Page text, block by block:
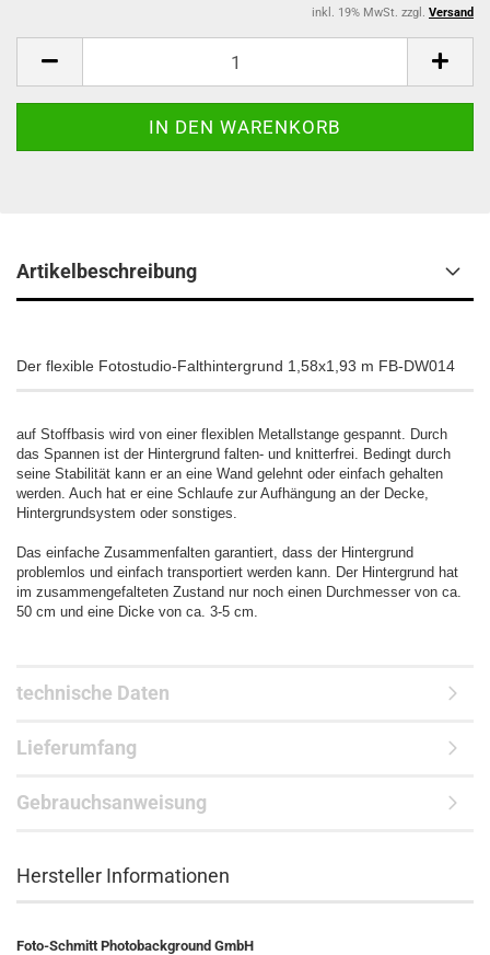
inkl. 19% MwSt. zzgl. Versand
Artikelbeschreibung
Der flexible Fotostudio-Falthintergrund 1,58x1,93 m FB-DW014
auf Stoffbasis wird von einer flexiblen Metallstange gespannt. Durch
das Spannen ist der Hintergrund falten- und knitterfrei. Bedingt durch
seine Stabilität kann er an eine Wand gelehnt oder einfach gehalten
werden. Auch hat er eine Schlaufe zur Aufhängung an der Decke,
Hintergrundsystem oder sonstiges.
Das einfache Zusammenfalten garantiert, dass der Hintergrund
problemlos und einfach transportiert werden kann. Der Hintergrund hat
im zusammengefalteten Zustand nur noch einen Durchmesser von ca.
50 cm und eine Dicke von ca. 3-5 cm.
technische Daten
Lieferumfang
Gebrauchsanweisung
Hersteller Informationen
Foto-Schmitt Photobackground GmbH